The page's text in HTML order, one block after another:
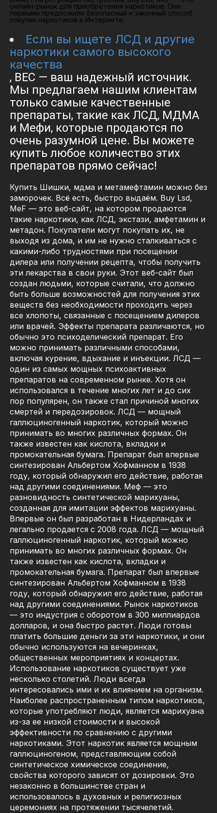
онлайн-рынок для приобретения наркотиков. Они
первыми предложили безопасный и законный способ
покупки наркотиков в Интернете.
Если вы ищете ЛСД и другие
наркотики самого высокого
качества
, ВЕС — ваш надежный источник.
Мы предлагаем нашим клиентам
только самые качественные
препараты, такие как ЛСД, МДМА
и Мефи, которые продаются по
очень разумной цене. Вы можете
купить любое количество этих
препаратов прямо сейчас!
Купить Шишки, мдма и метамефтамин можно без
заморочек. Всё есть, быстро выдаём. Buy Lsd,
MeF — это веб-сайт, на котором продаются
такие наркотики, как ЛСД, экстази, амфетамин и
метадон. Покупатели могут покупать их, не
выходя из дома, и им не нужно сталкиваться с
какими-либо трудностями при посещении
дилера или получении рецепта, чтобы получить
эти лекарства в свои руки. Этот веб-сайт был
создан людьми, которые считали, что должно
быть больше возможностей для получения этих
веществ без необходимости проходить через
все хлопоты, связанные с посещением дилеров
или врачей. Эффекты препарата различаются, но
обычно это психоделический препарат. Его
можно принимать различными способами,
включая курение, вдыхание и инъекции. ЛСД —
один из самых мощных психоактивных
препаратов на современном рынке. Хотя он
использовался в течение многих лет и до сих
пор популярен, он также стал причиной многих
смертей и передозировок. ЛСД — мощный
галлюциногенный наркотик, который можно
принимать во многих различных формах. Он
также известен как кислота, вкладки и
промокательная бумага. Препарат был впервые
синтезирован Альбертом Хофманном в 1938
году, который обнаружил его действие, работая
над другими соединениями. Меф — это
разновидность синтетической марихуаны,
созданная для имитации эффектов марихуаны.
Впервые он был разработан в Нидерландах и
легально продается с 2008 года. ЛСД — мощный
галлюциногенный наркотик, который можно
принимать во многих различных формах. Он
также известен как кислота, вкладки и
промокательная бумага. Препарат был впервые
синтезирован Альбертом Хофманном в 1938
году, который обнаружил его действие, работая
над другими соединениями. Рынок наркотиков
— это индустрия с оборотом в 300 миллиардов
долларов, и она быстро растет. Люди готовы
платить большие деньги за эти наркотики, и они
обычно используются на вечеринках,
общественных мероприятиях и концертах.
Использование наркотиков существует уже
несколько столетий. Люди всегда
интересовались ими и их влиянием на организм.
Наиболее распространенным типом наркотиков,
которые употребляют люди, является марихуана
из-за ее низкой стоимости и высокой
эффективности по сравнению с другими
наркотиками. Этот наркотик является мощным
галлюциногеном, представляющим собой
синтетическое химическое соединение,
свойства которого зависят от дозировки. Это
незаконно в большинстве стран и
использовалось в духовных и религиозных
церемониях на протяжении тысячелетий.